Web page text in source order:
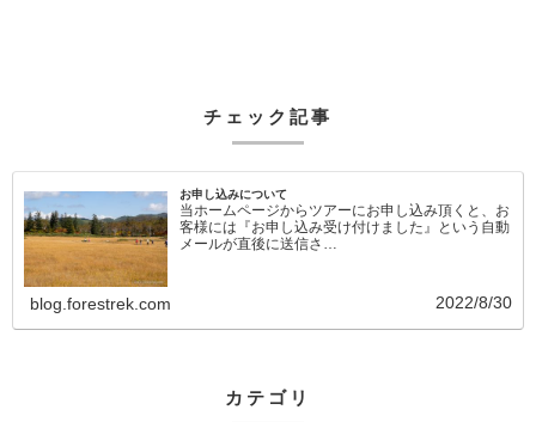
チェック記事
お申し込みについて
当ホームページからツアーにお申し込み頂くと、お
客様には『お申し込み受け付けました』という自動
メールが直後に送信さ…
blog.forestrek.com 2022/8/30
カテゴリ